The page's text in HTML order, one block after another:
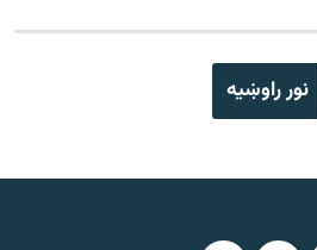
نور راوښيه